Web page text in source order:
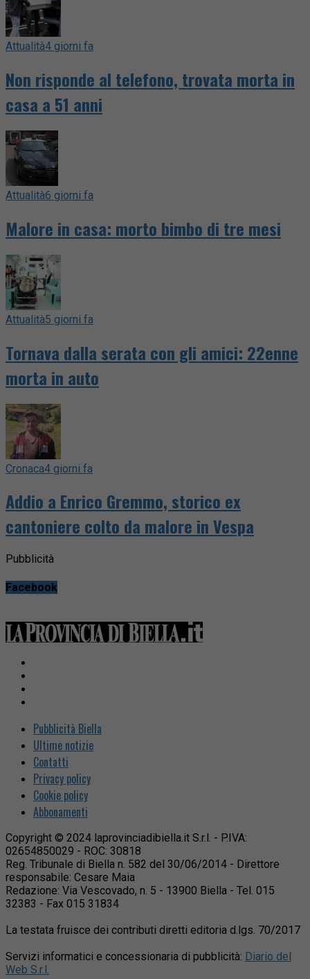
Attualità4 giorni fa
Non risponde al telefono, trovata morta in
casa a 51 anni
Attualità6 giorni fa
Malore in casa: morto bimbo di tre mesi
Attualità5 giorni fa
Tornava dalla serata con gli amici: 22enne
morta in auto
Cronaca4 giorni fa
Addio a Enrico Gremmo, storico ex
cantoniere colto da malore in Vespa
Pubblicità
Facebook
Pubblicità Biella
Ultime notizie
Contatti
Privacy policy
Cookie policy
Abbonamenti
Copyright © 2024 laprovinciadibiella.it S.r.l. - P.IVA:
02654850029 - ROC: 30818
Reg. Tribunale di Biella n. 582 del 30/06/2014 - Direttore
responsabile: Cesare Maia
Redazione: Via Vescovado, n. 5 - 13900 Biella - Tel. 015
32383 - Fax 015 31834
La testata fruisce dei contributi diretti editoria d.lgs. 70/2017
Servizi informatici e concessionaria di pubblicità: Diario del
Web S.r.l.